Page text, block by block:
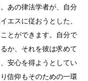
あの律法学者が、自分
エスに従おうとした、
とができます。自分で
か、それを彼は求めて
安心を得ようとしてい
信仰もそのための一環